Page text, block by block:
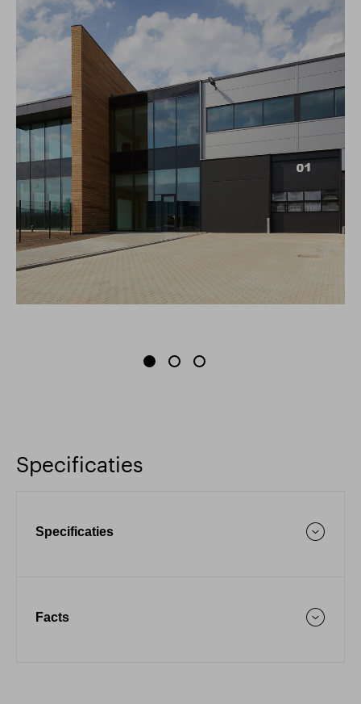
Specificaties
Specificaties
Facts